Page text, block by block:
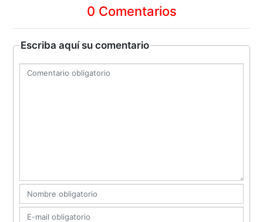
0 Comentarios
Escriba aquí su comentario